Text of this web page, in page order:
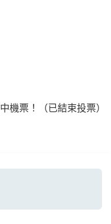
機票！（已結束投票）